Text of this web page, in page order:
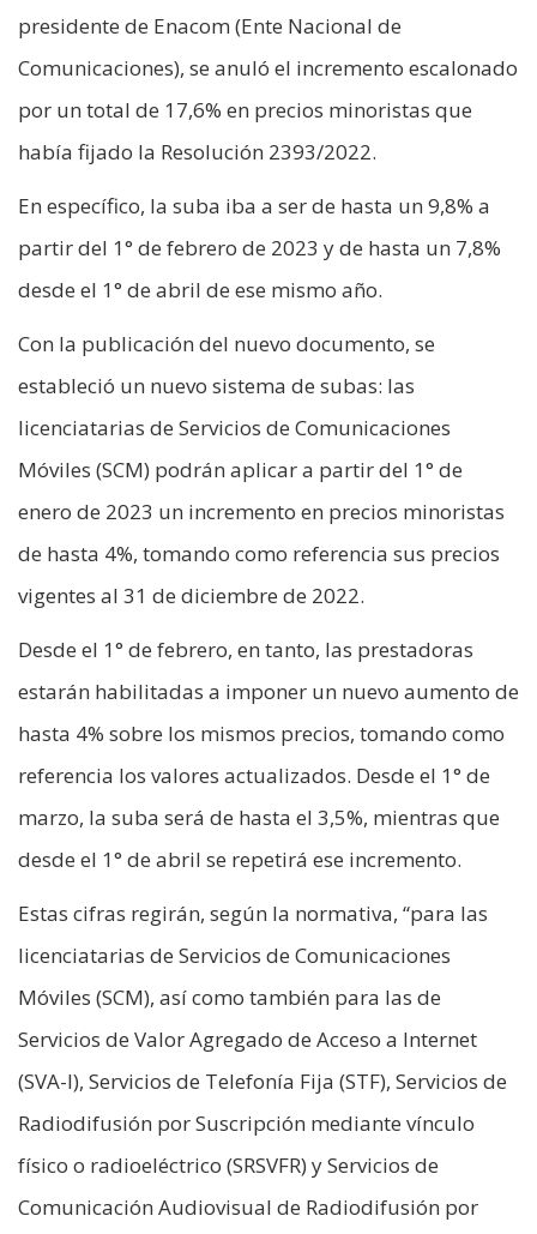
presidente de Enacom (Ente Nacional de
Comunicaciones), se anuló el incremento escalonado
por un total de 17,6% en precios minoristas que
había fijado la Resolución 2393/2022.
En específico, la suba iba a ser de hasta un 9,8% a
partir del 1° de febrero de 2023 y de hasta un 7,8%
desde el 1° de abril de ese mismo año.
Con la publicación del nuevo documento, se
estableció un nuevo sistema de subas: las
licenciatarias de Servicios de Comunicaciones
Móviles (SCM) podrán aplicar a partir del 1° de
enero de 2023 un incremento en precios minoristas
de hasta 4%, tomando como referencia sus precios
vigentes al 31 de diciembre de 2022.
Desde el 1° de febrero, en tanto, las prestadoras
estarán habilitadas a imponer un nuevo aumento de
hasta 4% sobre los mismos precios, tomando como
referencia los valores actualizados. Desde el 1° de
marzo, la suba será de hasta el 3,5%, mientras que
desde el 1° de abril se repetirá ese incremento.
Estas cifras regirán, según la normativa, “para las
licenciatarias de Servicios de Comunicaciones
Móviles (SCM), así como también para las de
Servicios de Valor Agregado de Acceso a Internet
(SVA-I), Servicios de Telefonía Fija (STF), Servicios de
Radiodifusión por Suscripción mediante vínculo
físico o radioeléctrico (SRSVFR) y Servicios de
Comunicación Audiovisual de Radiodifusión por